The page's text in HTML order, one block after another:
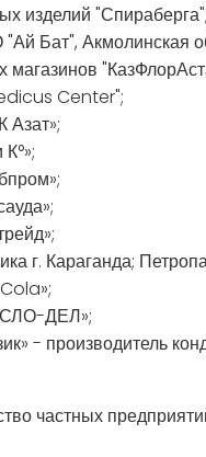
изделий "Спираберга";
Бат", Акмолинская
магазинов
Center";
г. Караганда;
ДЕЛ»;
- производитель
частных